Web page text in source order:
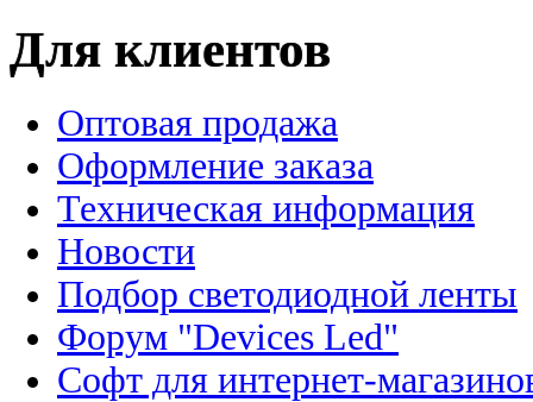
Для клиентов
Оптовая продажа
Оформление заказа
Техническая информация
Новости
Подбор светодиодной ленты
Форум "Devices Led"
Софт для интернет-